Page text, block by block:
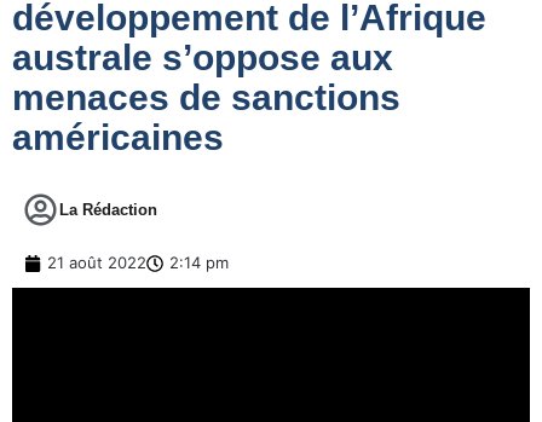
développement de l’Afrique
australe s’oppose aux
menaces de sanctions
américaines
La Rédaction
21 août 2022 2:14 pm